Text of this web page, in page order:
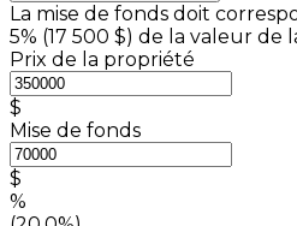
La mise de fonds doit
5% (17 500 $) de la valeur de
Prix de la propriété
$
Mise de fonds
$
%